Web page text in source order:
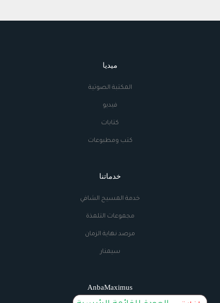
ميديا
المكتبة الصوتية
فيديو
كتابات
كتب ومطبوعات
خدماتنا
خدمة المسيح الشافي
مجموعات التلمذة
مرصد نهاية الزمان
سيمنار
AnbaMaximus